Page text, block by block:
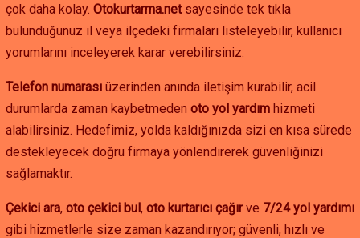
çok daha kolay. Otokurtarma.netsayesinde tek tıkla
bulunduğunuz il veya ilçedeki firmaları listeleyebilir, kullanıcı
yorumlarını inceleyerek karar verebilirsiniz.
Telefon numarası üzerinden anında iletişim kurabilir, acil
durumlarda zaman kaybetmeden oto yol yardım hizmeti
alabilirsiniz. Hedefimiz, yolda kaldığınızda sizi en kısa sürede
destekleyecek doğru firmaya yönlendirerek güvenliğinizi
sağlamaktır.
Çekici ara, oto çekici bul, oto kurtarıcı çağırve 7/24 yol yardımı
gibi hizmetlerle size zaman kazandırıyor; güvenli, hızlı ve